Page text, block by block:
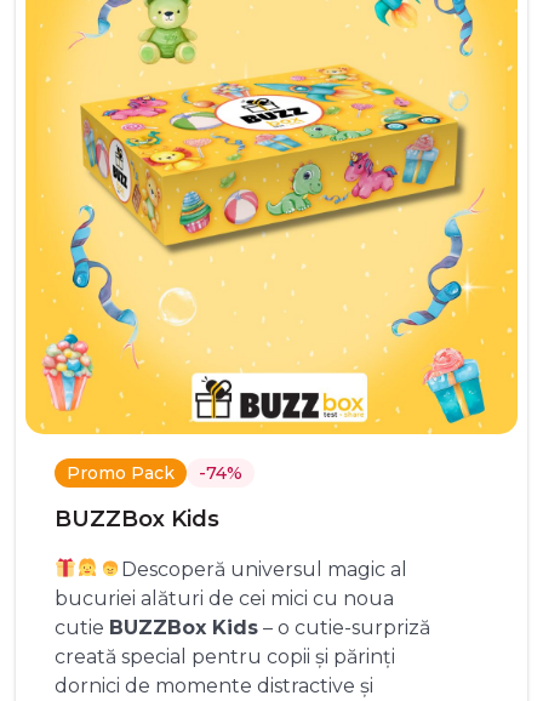
Promo Pack -74%
BUZZBox Kids
Descoperă universul magic al
bucuriei alături de cei mici cu noua
cutie BUZZBox Kids – o cutie-surpriză
creată special pentru copii și părinți
dornici de momente distractive și